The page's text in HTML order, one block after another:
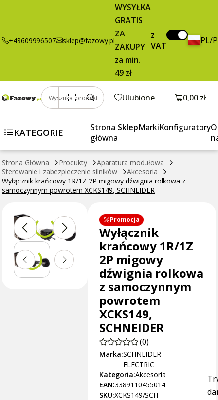
+48609996507 sklep@fazowy.pl
WYSYŁKA
GRATIS
ZA
ZAKUPY
za min.
49 zł
z
VAT
PL/
Wyszukaj produkt Ulubione Otwórz
0,00 zł
KATEGORIE
Strona
główna
SklepMarkiKonfiguratoryO
Strona Główna Produkty
Aparatura modułowa
Sterowanie i zabezpieczenie silników
Akcesoria
Wyłącznik krańcowy 1R/1Z 2P migowy dźwignia rolkowa z
samoczynnym powrotem XCKS149, SCHNEIDER
migowy
dźwignia
powrotem
XCKS149,
SCHNEIDER
113,90 zł
brutto / szt. Dodaj do koszyka
Promocja
Wyłącznik
krańcowy 1R/1Z
2P migowy
dźwignia rolkowa
z samoczynnym
powrotem
XCKS149,
SCHNEIDER
(0)
Marka:SCHNEIDER
ELECTRIC
Kategoria:Akcesoria
EAN:3389110455014
SKU:XCKS149/SCH